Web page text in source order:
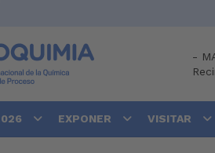
-
EXPONER VISITAR